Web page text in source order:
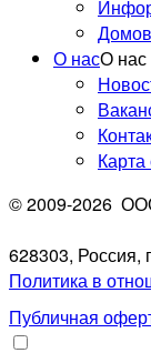
О насО нас
Карта
© 2009-2026
628303, Россия,
Политика в
Публичная